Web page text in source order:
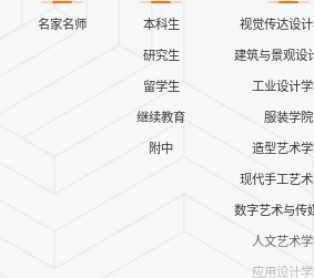
名家名师 本科生
研究生
留学生
继续教育
附中
视觉传达设
建筑与景观设
工业设计
服装学院
造型艺术
现代手工艺
数字艺术与传
人文艺术
应用设计